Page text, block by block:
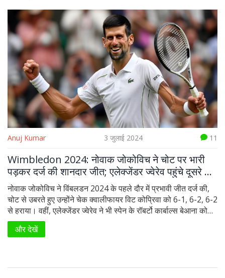
Anuj Kumar 3 जुलाई 2024 11
Wimbledon 2024: नोवाक जोकोविच ने चोट पर भारी
पड़कर दर्ज की शानदार जीत; एलेक्जेंडर ज्वेरेव पहुंचे दूसरे दौर
में
नोवाक जोकोविच ने विंबलडन 2024 के पहले दौर में प्रभावी जीत दर्ज की,
चोट से उबरते हुए उन्होंने चेक क्वालीफायर विट कोप्रिवा को 6-1, 6-2, 6-2
से हराया। वहीं, एलेक्जेंडर ज्वेरेव ने भी स्पेन के रॉबर्टो कार्बाल्स बेआना को
हराकर दूसरे दौर में प्रवेश किया।
और देखें